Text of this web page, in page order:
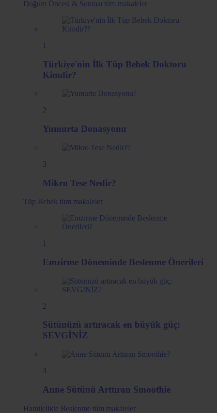
Doğum Öncesi & Sonrası tüm makaleler
1
Türkiye'nin İlk Tüp Bebek Doktoru
Kimdir?
2
Yumurta Donasyonu
3
Mikro Tese Nedir?
Tüp Bebek tüm makaleler
1
Emzirme Döneminde Beslenme Önerileri
2
Sütünüzü artıracak en büyük güç:
SEVGİNİZ
3
Anne Sütünü Arttıran Smoothie
Hamilelikte Beslenme tüm makaleler